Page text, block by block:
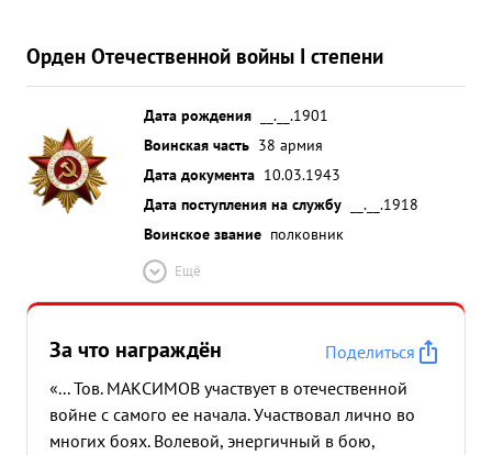
Орден Отечественной войны I степени
Дата рождения
__.__.1901
Воинская часть 38 армия
Дата документа 10.03.1943
Дата поступления на службу
__.__.1918
Воинское звание полковник
Ещё
За что награждён
Поделиться
«... Тов. МАКСИМОВ участвует в отечественной
войне с самого ее начала. Участвовал лично во
многих боях. Волевой, энергичный в бою,